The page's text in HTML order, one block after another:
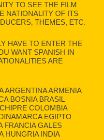
TO SEE THE FILM
NATIONALITY OF ITS
THEMES, ETC.
HAVE TO ENTER THE
WANT SPANISH IN
ARE
ARGENTINA ARMENIA
BOSNIA BRASIL
COLOMBIA
EGIPTO
FRANCIA GALES
HUNGRIA INDIA